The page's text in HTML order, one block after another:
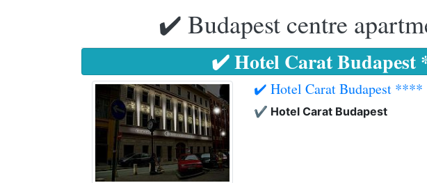
✔️ Budapest centre
✔️ Hotel Carat
✔️ Hotel Carat Budapest ****
✔️ Hotel Carat Budapest